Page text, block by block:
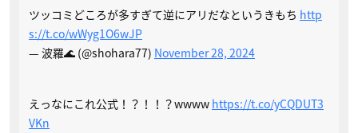
ツッコミどころが多すぎて逆にアリだなというきもち http
s://t.co/wWyg1O6wJP
— 波羅🌊 (@shohara77) November 28, 2024
えっなにこれ公式！？！！？wwww https://t.co/yCQDUT3
VKn